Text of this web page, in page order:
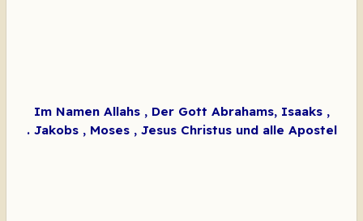
Im Namen Allahs , Der Gott Abrahams, Isaaks ,
Jakobs , Moses , Jesus Christus und alle Apostel .